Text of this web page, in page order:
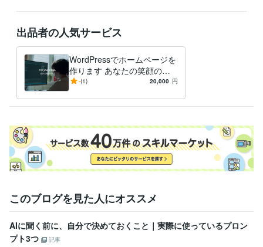
神奈川県⽴翠嵐⾼校 2002年3月 ~ 2005年2月
⻘⼭学院⼤学 2006年3月 ~ 2010年2月
⻘⼭学院⼤学院 2010年3月 ~ 2012年2月
出品者の人気サービス
WordPressでホームページを
作ります あなたの笑顔のた
めに。想いを、成果に。
-(1) 20,000 円
このブログを見た人にオススメ
AIに聞く前に、自分で決めておくこと｜実際に使っているプロン
プト3つ
記事